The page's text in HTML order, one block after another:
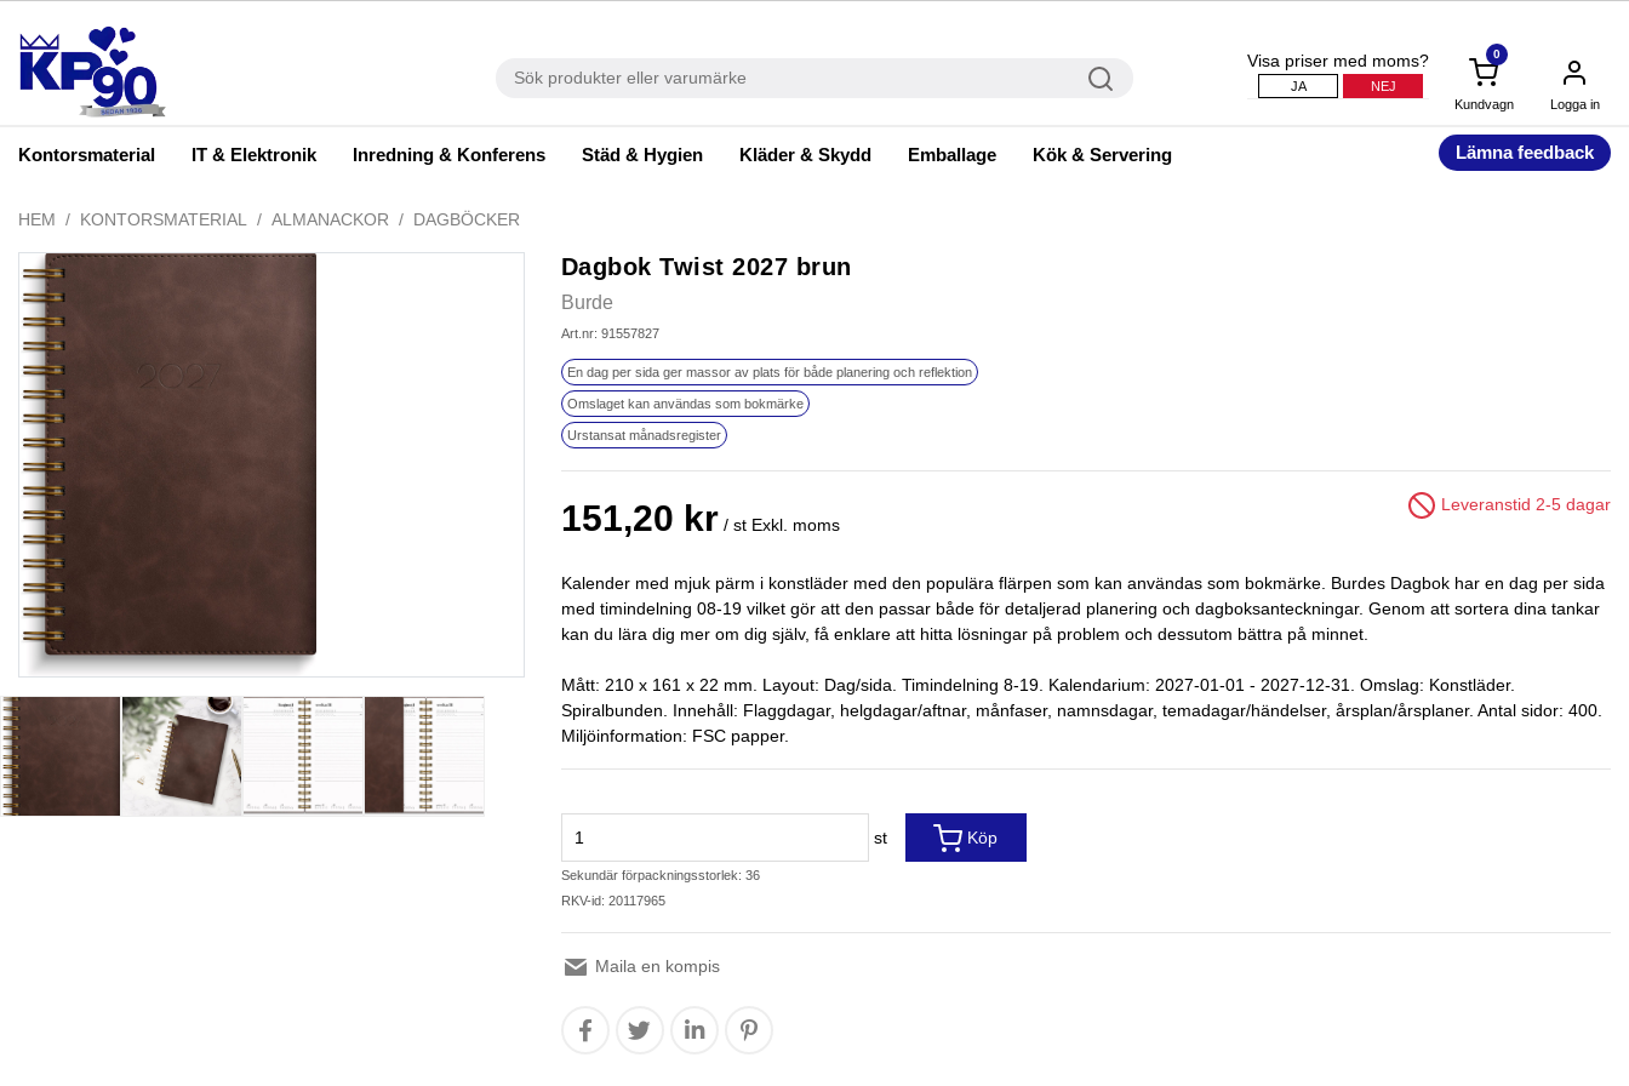
Visa priser med moms?
JA NEJ
0
Kundvagn Logga in
Kontorsmaterial IT & Elektronik Inredning & Konferens Städ & Hygien Kläder & Skydd Emballage Kök & Servering Lämna feedback
HEM KONTORSMATERIAL ALMANACKOR DAGBÖCKER
Dagbok Twist 2027 brun
Burde
Art.nr: 91557827
En dag per sida ger massor av plats för både planering och reflektion
Omslaget kan användas som bokmärke
Urstansat månadsregister
151,20 kr / st Exkl. moms
Leveranstid 2-5 dagar
Kalender med mjuk pärm i konstläder med den populära flärpen som kan användas som bokmärke. Burdes Dagbok har en dag per sida
med timindelning 08-19 vilket gör att den passar både för detaljerad planering och dagboksanteckningar. Genom att sortera dina tankar
kan du lära dig mer om dig själv, få enklare att hitta lösningar på problem och dessutom bättra på minnet.
Mått: 210 x 161 x 22 mm. Layout: Dag/sida. Timindelning 8-19. Kalendarium: 2027-01-01 - 2027-12-31. Omslag: Konstläder.
Spiralbunden. Innehåll: Flaggdagar, helgdagar/aftnar, månfaser, namnsdagar, temadagar/händelser, årsplan/årsplaner. Antal sidor: 400.
Miljöinformation: FSC papper.
st
Sekundär förpackningsstorlek: 36
RKV-id: 20117965
Köp
Maila en kompis